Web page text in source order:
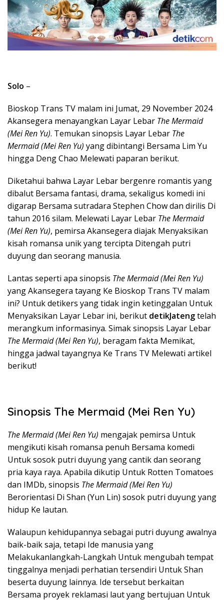
Solo –
Bioskop Trans TV malam ini Jumat, 29 November 2024
Akansegera menayangkan Layar Lebar The Mermaid
(Mei Ren Yu). Temukan sinopsis Layar Lebar The
Mermaid (Mei Ren Yu) yang dibintangi Bersama Lim Yu
hingga Deng Chao Melewati paparan berikut.
Diketahui bahwa Layar Lebar bergenre romantis yang
dibalut Bersama fantasi, drama, sekaligus komedi ini
digarap Bersama sutradara Stephen Chow dan dirilis Di
tahun 2016 silam. Melewati Layar Lebar The Mermaid
(Mei Ren Yu), pemirsa Akansegera diajak Menyaksikan
kisah romansa unik yang tercipta Ditengah putri
duyung dan seorang manusia.
Lantas seperti apa sinopsis The Mermaid (Mei Ren Yu)
yang Akansegera tayang Ke Bioskop Trans TV malam
ini? Untuk detikers yang tidak ingin ketinggalan Untuk
Menyaksikan Layar Lebar ini, berikut detikJatengtelah
merangkum informasinya. Simak sinopsis Layar Lebar
The Mermaid (Mei Ren Yu), beragam fakta Memikat,
hingga jadwal tayangnya Ke Trans TV Melewati artikel
berikut!
Sinopsis The Mermaid (Mei Ren Yu)
The Mermaid (Mei Ren Yu) mengajak pemirsa Untuk
mengikuti kisah romansa penuh Bersama komedi
Untuk sosok putri duyung yang cantik dan seorang
pria kaya raya. Apabila dikutip Untuk Rotten Tomatoes
dan IMDb, sinopsis The Mermaid (Mei Ren Yu)
Berorientasi Di Shan (Yun Lin) sosok putri duyung yang
hidup Ke lautan.
Walaupun kehidupannya sebagai putri duyung awalnya
baik-baik saja, tetapi Ide manusia yang
Melakukanlangkah-Langkah Untuk mengubah tempat
tinggalnya menjadi perhatian tersendiri Untuk Shan
beserta duyung lainnya. Ide tersebut berkaitan
Bersama proyek reklamasi laut yang bertujuan Untuk